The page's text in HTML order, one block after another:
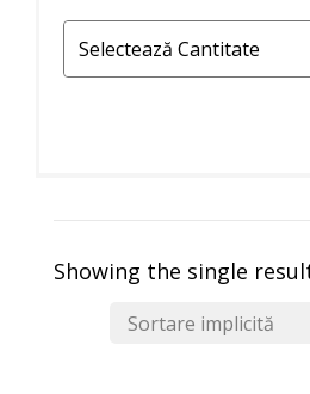
Showing the single